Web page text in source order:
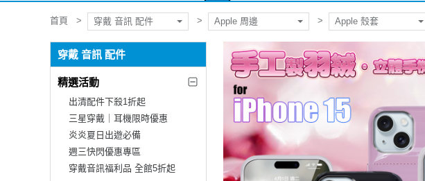
首頁 穿戴 音訊 配件 Apple 周邊 Apple 殼套
穿戴 音訊 配件
精選活動
出清配件下殺1折起
三星穿戴｜耳機限時優惠
炎炎夏日出遊必備
週三快閃優惠專區
穿戴音訊福利品 全館5折起